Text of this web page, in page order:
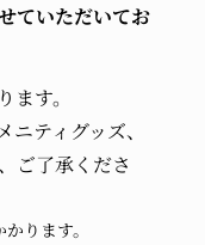
ていただいてお
す。
ティグッズ、
ご了承くださ
ります。